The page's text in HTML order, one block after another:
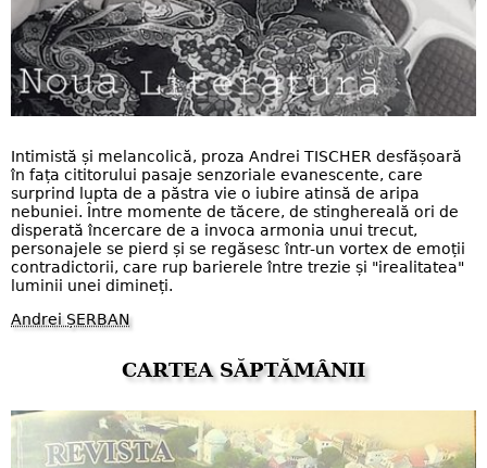
Intimistă și melancolică, proza Andrei TISCHER desfășoară
în fața cititorului pasaje senzoriale evanescente, care
surprind lupta de a păstra vie o iubire atinsă de aripa
nebuniei. Între momente de tăcere, de stinghereală ori de
disperată încercare de a invoca armonia unui trecut,
personajele se pierd și se regăsesc într-un vortex de emoții
contradictorii, care rup barierele între trezie și "irealitatea"
luminii unei dimineți.
Andrei ȘERBAN
CARTEA SĂPTĂMÂNII